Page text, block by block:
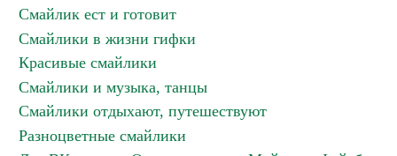
Смайлик ест и готовит
Смайлики в жизни гифки
Красивые смайлики
Смайлики и музыка, танцы
Смайлики отдыхают, путешествуют
Разноцветные смайлики